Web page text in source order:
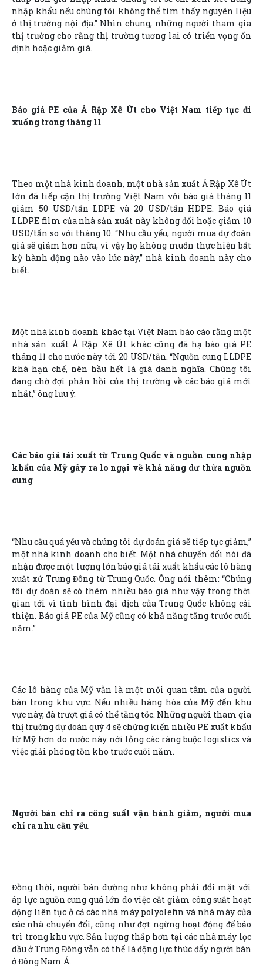
nhập khẩu nếu chúng tôi không thể tìm thấy nguyên liệu
ở thị trường nội địa.” Nhìn chung, những người tham gia
thị trường cho rằng thị trường tương lai có triển vọng ổn
định hoặc giảm giá.
Báo giá PE của Ả Rập Xê Út cho Việt Nam tiếp tục đi
xuống trong tháng 11
Theo một nhà kinh doanh, một nhà sản xuất Ả Rập Xê Út
lớn đã tiếp cận thị trường Việt Nam với báo giá tháng 11
giảm 50 USD/tấn LDPE và 20 USD/tấn HDPE. Báo giá
LLDPE film của nhà sản xuất này không đổi hoặc giảm 10
USD/tấn so với tháng 10. “Nhu cầu yếu, người mua dự đoán
giá sẽ giảm hơn nữa, vì vậy họ không muốn thực hiện bất
kỳ hành động nào vào lúc này,” nhà kinh doanh này cho
biết.
Một nhà kinh doanh khác tại Việt Nam báo cáo rằng một
nhà sản xuất Ả Rập Xê Út khác cũng đã hạ báo giá PE
tháng 11 cho nước này tới 20 USD/tấn. “Nguồn cung LLDPE
khá hạn chế, nên hầu hết là giá danh nghĩa. Chúng tôi
đang chờ đợi phản hồi của thị trường về các báo giá mới
nhất,” ông lưu ý.
Các báo giá tái xuất từ Trung Quốc và nguồn cung nhập
khẩu của Mỹ gây ra lo ngại về khả năng dư thừa nguồn
cung
“Nhu cầu quá yếu và chúng tôi dự đoán giá sẽ tiếp tục giảm,”
một nhà kinh doanh cho biết. Một nhà chuyển đổi nói đã
nhận được một lượng lớn báo giá tái xuất khẩu các lô hàng
xuất xứ Trung Đông từ Trung Quốc. Ông nói thêm: “Chúng
tôi dự đoán sẽ có thêm nhiều báo giá như vậy trong thời
gian tới vì tình hình đại dịch của Trung Quốc không cải
thiện. Báo giá PE của Mỹ cũng có khả năng tăng trước cuối
năm.”
Các lô hàng của Mỹ vẫn là một mối quan tâm của người
bán trong khu vực. Nếu nhiều hàng hóa của Mỹ đến khu
vực này, đà trượt giá có thể tăng tốc. Những người tham gia
thị trường dự đoán quý 4 sẽ chứng kiến nhiều PE xuất khẩu
từ Mỹ hơn do nước này nới lỏng các ràng buộc logistics và
việc giải phóng tồn kho trước cuối năm.
Người bán chỉ ra công suất vận hành giảm, người mua
chỉ ra nhu cầu yếu
Đồng thời, người bán dường như không phải đối mặt với
áp lực nguồn cung quá lớn do việc cắt giảm công suất hoạt
động liên tục ở cả các nhà máy polyolefin và nhà máy của
các nhà chuyển đổi, cũng như đợt ngừng hoạt động để bảo
trì trong khu vực. Sản lượng thấp hơn tại các nhà máy lọc
dầu ở Trung Đông vẫn có thể là động lực thúc đẩy người bán
ở Đông Nam Á.